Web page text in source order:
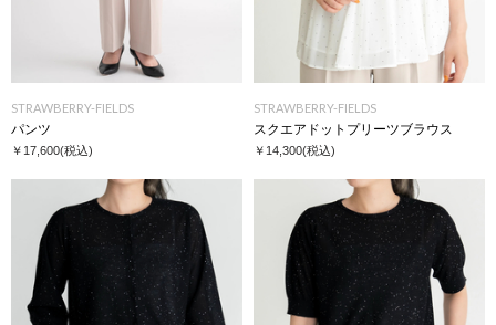
STRAWBERRY-FIELDS
パンツ
￥17,600(税込)
STRAWBERRY-FIELDS
スクエアドットプリーツブラウス
￥14,300(税込)